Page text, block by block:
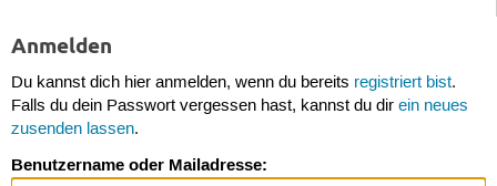
Anmelden
Du kannst dich hier anmelden, wenn du bereits registriert bist.
Falls du dein Passwort vergessen hast, kannst du dir ein neues
zusenden lassen.
Benutzername oder Mailadresse: